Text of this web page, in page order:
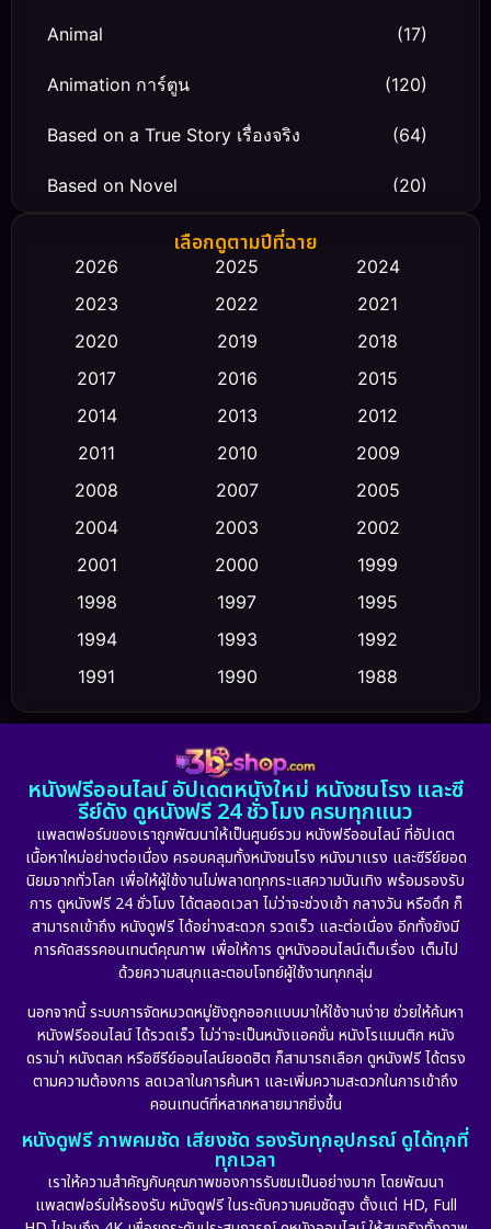
Animal (17)
Animation การ์ตูน (120)
Based on a True Story เรื่องจริง (64)
Based on Novel (20)
Biography ชีวิตจริง
Classic หนังคลาสสิก (23)
Comedy ตลก (475)
Conspiracy
Crime อาชญากรรม (355)
Culture (23)
Dance เต้น
Detective สืบสวน (5)
Detective สืบสวน (56)
Disaster (10)
Disney+ (24)
Drama ดราม่า (898)
Dystopian (17)
Emotional (101)
Epic มหากาพย์ (17)
เลือกดูตามปีที่ฉาย
2026 2025
2024
2023
2022
2021
2020
2019
2018
2017
2016
2015
2014
2013
2012
2011
2010
2009
2008
2007
2005
2004
2003
2002
2001
2000
1999
1998
1997
1995
1994
1993
1992
1991
1990
1988
1986
1985
1983
1981
1974
1971 1962
หนังฟรีออนไลน์ อัปเดตหนังใหม่ หนังชนโรง และซี
รีย์ดัง ดูหนังฟรี 24 ชั่วโมง ครบทุกแนว
แพลตฟอร์มของเราถูกพัฒนาให้เป็นศูนย์รวม หนังฟรีออนไลน์ ที่อัปเดต
เนื้อหาใหม่อย่างต่อเนื่อง ครอบคลุมทั้งหนังชนโรง หนังมาแรง และซีรีย์ยอด
นิยมจากทั่วโลก เพื่อให้ผู้ใช้งานไม่พลาดทุกกระแสความบันเทิง พร้อมรองรับ
การ ดูหนังฟรี 24 ชั่วโมง ได้ตลอดเวลา ไม่ว่าจะช่วงเช้า กลางวัน หรือดึก ก็
สามารถเข้าถึง หนังดูฟรี ได้อย่างสะดวก รวดเร็ว และต่อเนื่อง อีกทั้งยังมี
การคัดสรรคอนเทนต์คุณภาพ เพื่อให้การ ดูหนังออนไลน์เต็มเรื่อง เต็มไป
ด้วยความสนุกและตอบโจทย์ผู้ใช้งานทุกกลุ่ม
นอกจากนี้ ระบบการจัดหมวดหมู่ยังถูกออกแบบมาให้ใช้งานง่าย ช่วยให้ค้นหา
หนังฟรีออนไลน์ ได้รวดเร็ว ไม่ว่าจะเป็นหนังแอคชั่น หนังโรแมนติก หนัง
ดราม่า หนังตลก หรือซีรีย์ออนไลน์ยอดฮิต ก็สามารถเลือก ดูหนังฟรี ได้ตรง
ตามความต้องการ ลดเวลาในการค้นหา และเพิ่มความสะดวกในการเข้าถึง
คอนเทนต์ที่หลากหลายมากยิ่งขึ้น
หนังดูฟรี ภาพคมชัด เสียงชัด รองรับทุกอุปกรณ์ ดูได้ทุกที่
ทุกเวลา
เราให้ความสำคัญกับคุณภาพของการรับชมเป็นอย่างมาก โดยพัฒนา
แพลตฟอร์มให้รองรับ หนังดูฟรี ในระดับความคมชัดสูง ตั้งแต่ HD, Full